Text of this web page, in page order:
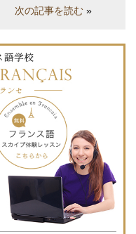
次の記事を読む»